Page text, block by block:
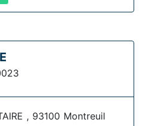
, 93100 Montreuil